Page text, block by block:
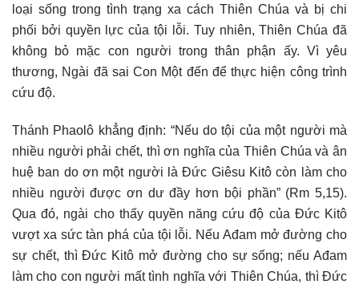
loại sống trong tình trạng xa cách Thiên Chúa và bị chi
phối bởi quyền lực của tội lỗi. Tuy nhiên, Thiên Chúa đã
không bỏ mặc con người trong thân phận ấy. Vì yêu
thương, Ngài đã sai Con Một đến để thực hiện công trình
cứu độ.
Thánh Phaolô khẳng định: “Nếu do tội của một người mà
nhiều người phải chết, thì ơn nghĩa của Thiên Chúa và ân
huệ ban do ơn một người là Đức Giêsu Kitô còn làm cho
nhiều người được ơn dư đầy hơn bội phần” (Rm 5,15).
Qua đó, ngài cho thấy quyền năng cứu độ của Đức Kitô
vượt xa sức tàn phá của tội lỗi. Nếu Ađam mở đường cho
sự chết, thì Đức Kitô mở đường cho sự sống; nếu Ađam
làm cho con người mất tình nghĩa với Thiên Chúa, thì Đức